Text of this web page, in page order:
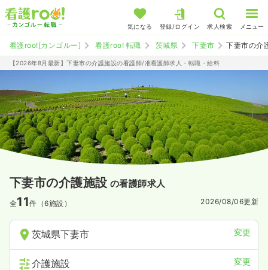
気になる 登録/ログイン 求人検索 メニュー
看護roo![カンゴルー] 看護roo! 転職 茨城県 下妻市 下妻市の介
【2026年8月最新】下妻市の介護施設の看護師/准看護師求人・転職・給料
下妻市の介護施設 の看護師求人
全11件（6施設） 2026/08/06更新
茨城県下妻市 変更
介護施設 変更